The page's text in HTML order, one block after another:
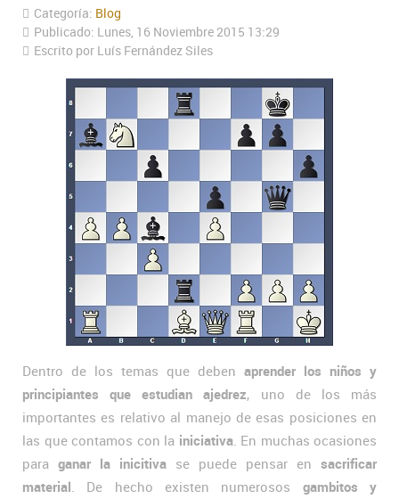
Categoría: Blog
Publicado: Lunes, 16 Noviembre 2015 13:29
Escrito por Luís Fernández Siles
Dentro de los temas que deben aprender los niños y
principiantes que estudian ajedrez, uno de los más
importantes es relativo al manejo de esas posiciones en
las que contamos con la iniciativa. En muchas ocasiones
para ganar la inicitiva se puede pensar en sacrificar
material . De hecho existen numerosos gambitos y